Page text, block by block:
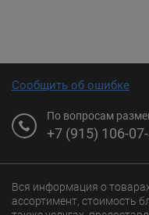
Сообщить об ошибке
По вопросам
+7 (915) 106-
Вся информация о
ассортимент, стоимость